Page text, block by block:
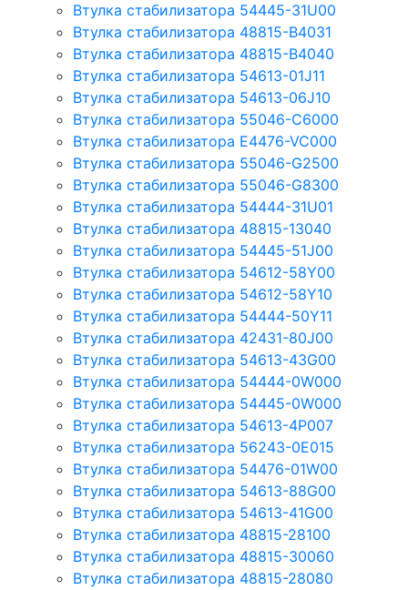
Втулка стабилизатора 54445-31U00
Втулка стабилизатора 48815-B4031
Втулка стабилизатора 48815-B4040
Втулка стабилизатора 54613-01J11
Втулка стабилизатора 54613-06J10
Втулка стабилизатора 55046-C6000
Втулка стабилизатора E4476-VC000
Втулка стабилизатора 55046-G2500
Втулка стабилизатора 55046-G8300
Втулка стабилизатора 54444-31U01
Втулка стабилизатора 48815-13040
Втулка стабилизатора 54445-51J00
Втулка стабилизатора 54612-58Y00
Втулка стабилизатора 54612-58Y10
Втулка стабилизатора 54444-50Y11
Втулка стабилизатора 42431-80J00
Втулка стабилизатора 54613-43G00
Втулка стабилизатора 54444-0W000
Втулка стабилизатора 54445-0W000
Втулка стабилизатора 54613-4P007
Втулка стабилизатора 56243-0E015
Втулка стабилизатора 54476-01W00
Втулка стабилизатора 54613-88G00
Втулка стабилизатора 54613-41G00
Втулка стабилизатора 48815-28100
Втулка стабилизатора 48815-30060
Втулка стабилизатора 48815-28080